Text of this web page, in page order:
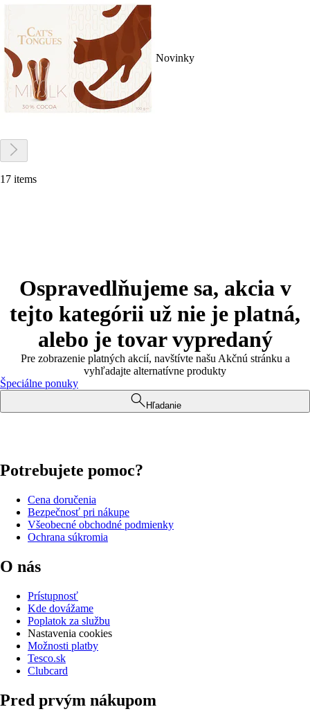
Novinky
17 items
Ospravedlňujeme sa, akcia v
tejto kategórii už nie je platná,
alebo je tovar vypredaný
Pre zobrazenie platných akcií, navštívte našu Akčnú stránku a
vyhľadajte alternatívne produkty
Špeciálne ponuky
Hľadanie
Potrebujete pomoc?
Cena doručenia
Bezpečnosť pri nákupe
Všeobecné obchodné podmienky
Ochrana súkromia
O nás
Prístupnosť
Kde dovážame
Poplatok za službu
Nastavenia cookies
Možnosti platby
Tesco.sk
Clubcard
Pred prvým nákupom